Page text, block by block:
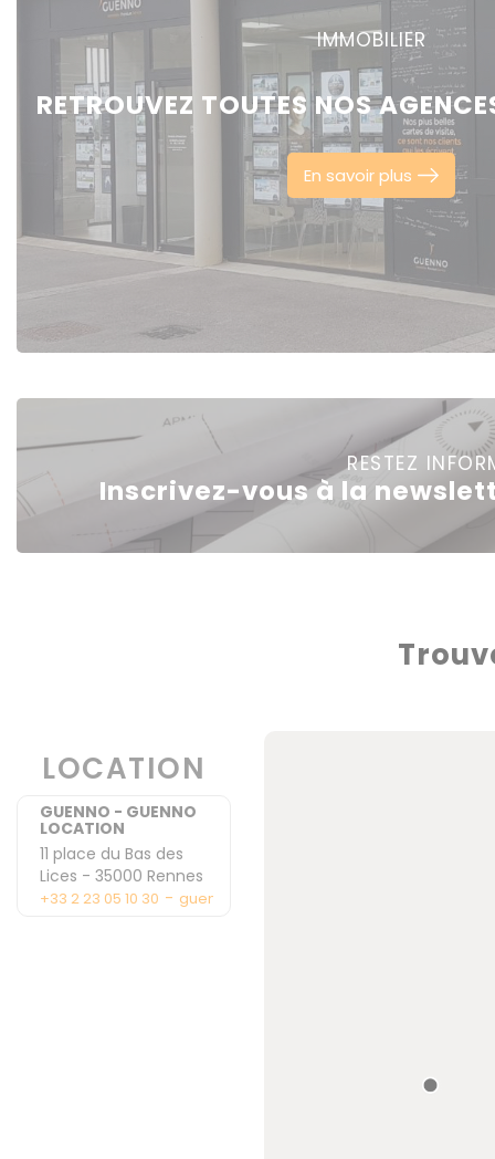
IMMOBILIER
RETROUVEZ TOUTES NOS
En savoir plus
RESTEZ
Inscrivez-vous à la
LOCATION
GUENNO - GUENNO
LOCATION
11 place du Bas des
Lices - 35000 Rennes
+33 2 23 05 10 30 - guennolocation@guenno.com